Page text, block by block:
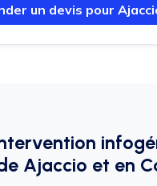
un devis pour
Ajaccio et en